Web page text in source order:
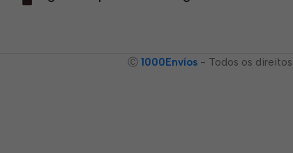
Ⓒ 1000Envíos - Todos os